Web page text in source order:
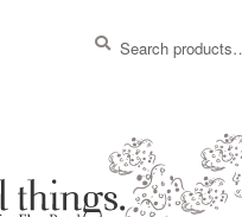
Search
Search